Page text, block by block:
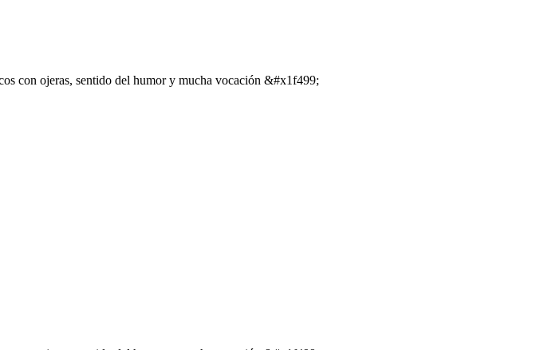
con ojeras, sentido del humor y mucha vocación &#x1f499;